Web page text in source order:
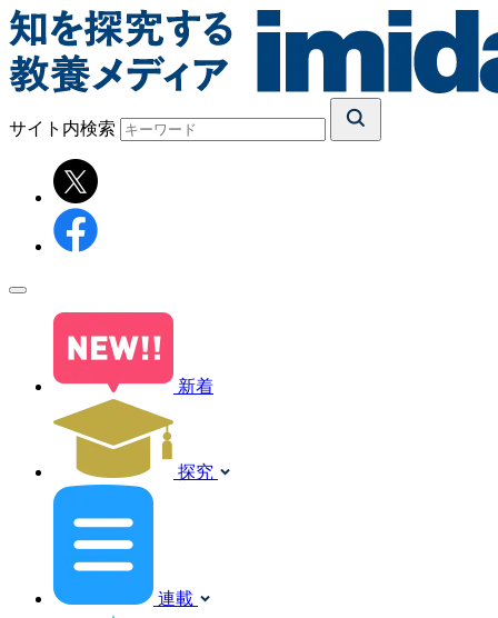
サイト内検索
新着
探究
連載